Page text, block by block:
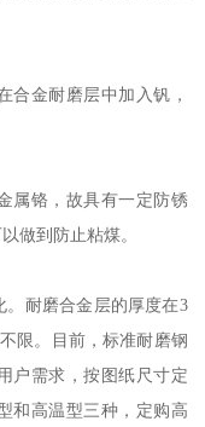
合金耐磨层中加入钒，
属铬，故具有一定防锈
做到防止粘煤。
。耐磨合金层的厚度在3
限。目前，标准耐磨钢
户需求，按图纸尺寸定
和高温型三种，定购高